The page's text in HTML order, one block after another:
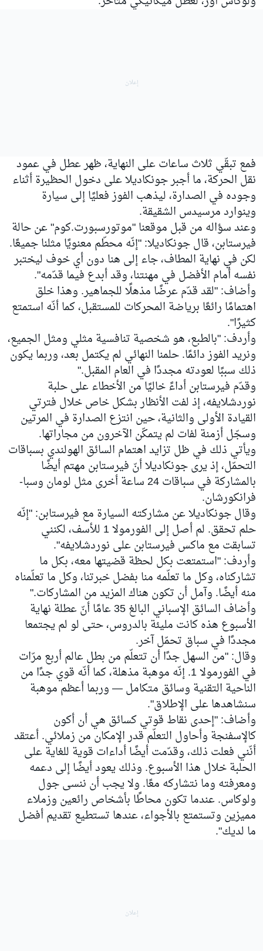
فمع تبقّي ثلاث ساعات على النهاية، ظهر عطل في عمود
نقل الحركة، ما أجبر جونكاديلا على دخول الحظيرة أثناء
وجوده في الصدارة، ليذهب الفوز فعليًا إلى سيارة
وينوارد مرسيدس الشقيقة.
وعند سؤاله من قبل موقعنا "موتورسبورت.كوم" عن حالة
فيرستابن، قال جونكاديلا: "إنّه محطّم معنويًا مثلنا جميعًا.
لكن في نهاية المطاف، جاء إلى هنا دون أي خوف ليختبر
نفسه أمام الأفضل في مهنتنا، وقد أبدع فيما قدّمه".
وأضاف: "لقد قدّم عرضًا مذهلًا للجماهير. وهذا خلق
اهتمامًا رائعًا برياضة المحركات للمستقبل، كما أنّه استمتع
كثيرًا".
وأردف: "بالطبع، هو شخصية تنافسية مثلي ومثل الجميع،
ونريد الفوز دائمًا. حلمنا النهائي لم يكتمل بعد، وربما يكون
ذلك سببًا لعودته مجددًا في العام المقبل."
وقدّم فيرستابن أداءً خاليًا من الأخطاء على حلبة
نوردشلايفه، إذ لفت الأنظار بشكل خاص خلال فترتي
القيادة الأولى والثانية، حين انتزع الصدارة في المرتين
وسجّل أزمنة لفات لم يتمكّن الآخرون من مجاراتها.
ويأتي ذلك في ظل تزايد اهتمام السائق الهولندي بسباقات
التحمّل، إذ يرى جونكاديلا أنّ فيرستابن مهتم أيضًا
بالمشاركة في سباقات 24 ساعة أخرى مثل لومان وسبا-
فرانكورشان.
وقال جونكاديلا عن مشاركته السيارة مع فيرستابن: "إنّه
حلم تحقق. لم أصل إلى الفورمولا 1 للأسف، لكنني
تسابقت مع ماكس فيرستابن على نوردشلايفه".
وأردف: "استمتعت بكل لحظة قضيتها معه، بكل ما
تشاركناه، وكل ما تعلّمه منا بفضل خبرتنا، وكل ما تعلّمناه
منه أيضًا. وآمل أن تكون هناك المزيد من المشاركات."
وأضاف السائق الإسباني البالغ 35 عامًا أنّ عطلة نهاية
الأسبوع هذه كانت مليئة بالدروس، حتى لو لم يجتمعا
مجددًا في سباق تحمّل آخر.
وقال: "من السهل جدًا أن تتعلّم من بطل عالم أربع مرّات
في الفورمولا 1. إنّه موهبة مذهلة، كما أنّه قوي جدًا من
الناحية التقنية وسائق متكامل — وربما أعظم موهبة
سنشاهدها على الإطلاق".
وأضاف: "إحدى نقاط قوتي كسائق هي أن أكون
كالإسفنجة وأحاول التعلّم قدر الإمكان من زملائي. أعتقد
أنّني فعلت ذلك، وقدّمت أيضًا أداءات قوية للغاية على
الحلبة خلال هذا الأسبوع. وذلك يعود أيضًا إلى دعمه
ومعرفته وما نتشاركه معًا. ولا يجب أن ننسى جول
ولوكاس. عندما تكون محاطًا بأشخاص رائعين وزملاء
مميزين وتستمتع بالأجواء، عندها تستطيع تقديم أفضل
ما لديك".